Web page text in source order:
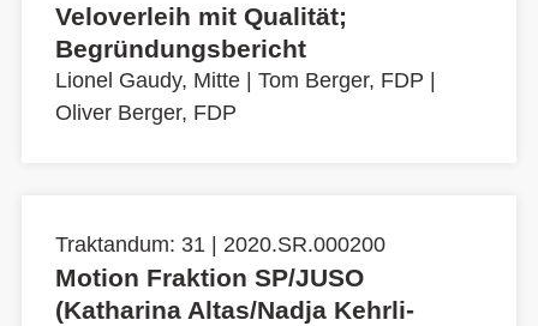
Veloverleih mit Qualität;
Begründungsbericht
Lionel Gaudy, Mitte Tom Berger, FDP
Oliver Berger, FDP
Traktandum: 31 | 2020.SR.000200
Motion Fraktion SP/JUSO
(Katharina Altas/Nadja Kehrli-